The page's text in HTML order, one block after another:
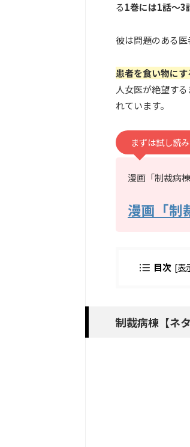
る1巻には1話〜3
彼は問題のある
患者を食い物に
人女医が絶望す
れています。
まずは試し読み
漫画「制裁病
漫画「制
目次 [表
制裁病棟【ネタ